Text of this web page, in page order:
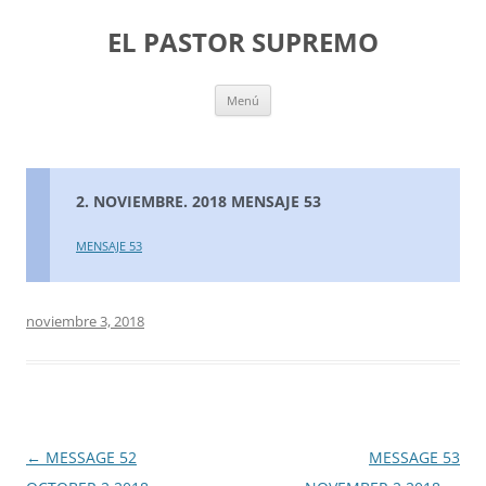
EL PASTOR SUPREMO
Menú
2. NOVIEMBRE. 2018 MENSAJE 53
MENSAJE 53
noviembre 3, 2018
Navegación
← MESSAGE 52
MESSAGE 53